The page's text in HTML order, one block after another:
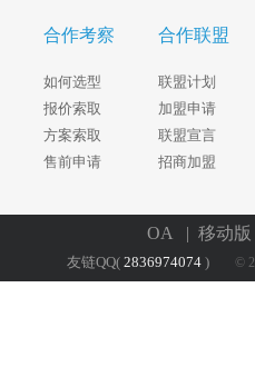
合作考察
如何选型
报价索取
方案索取
售前申请
合作联盟
联盟计划
加盟申请
联盟宣言
招商加盟
OA | 移动
友链QQ( 2836974074 ) ©